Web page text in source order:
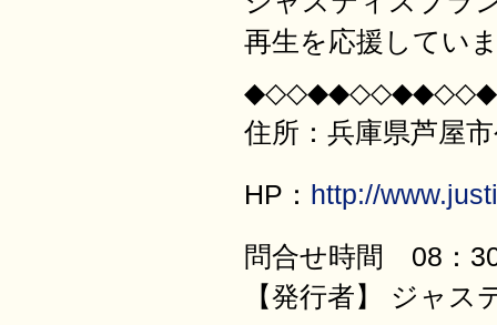
再生を応援してい
住所：兵庫県芦屋
HP： http://
問合せ時間 08：
【発行者】 ジャ